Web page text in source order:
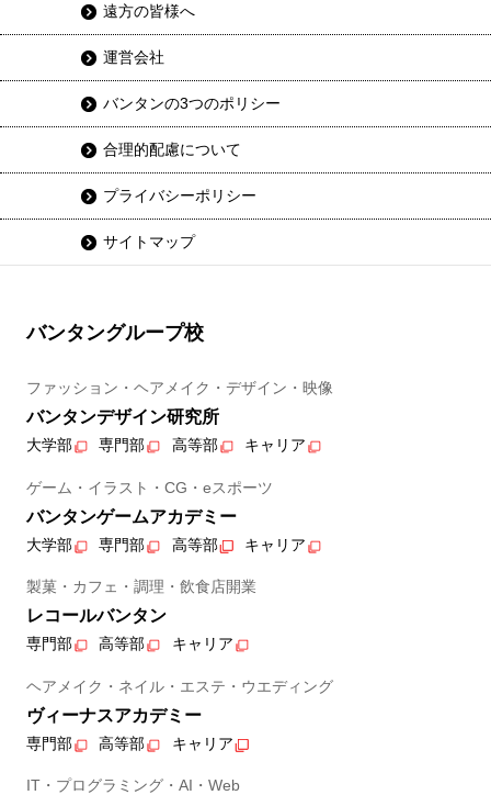
遠方の皆様へ
運営会社
バンタンの3つのポリシー
合理的配慮について
プライバシーポリシー
サイトマップ
バンタングループ校
ファッション・ヘアメイク・デザイン・映像
バンタンデザイン研究所
大学部 専門部 高等部 キャリア
ゲーム・イラスト・CG・eスポーツ
バンタンゲームアカデミー
大学部 専門部 高等部 キャリア
製菓・カフェ・調理・飲食店開業
レコールバンタン
専門部 高等部 キャリア
ヘアメイク・ネイル・エステ・ウエディング
ヴィーナスアカデミー
専門部 高等部 キャリア
IT・プログラミング・AI・Web